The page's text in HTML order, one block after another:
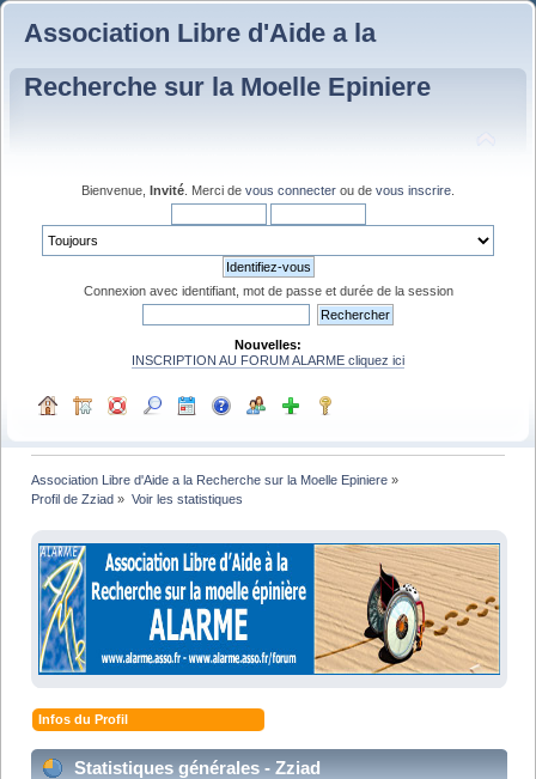
Association Libre d'Aide a la
Recherche sur la Moelle Epiniere
Bienvenue, Invité . Merci de vous connecter ou de vous inscrire
Connexion avec identifiant, mot de passe et durée de la session
Nouvelles:
INSCRIPTION AU FORUM ALARME cliquez ici
Association Libre d'Aide a la Recherche sur la Moelle Epiniere »
Profil de Zziad » Voir les statistiques
Infos du Profil
Statistiques générales - Zziad